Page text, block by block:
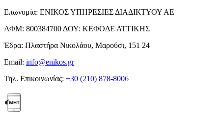
Επωνυμία: ΕΝΙΚΟΣ ΥΠΗΡΕΣΙΕΣ ΔΙΑΔΙΚΤΥΟΥ ΑΕ
ΑΦΜ: 800384700 ΔΟΥ: ΚΕΦΟΔΕ ΑΤΤΙΚΗΣ
Έδρα: Πλαστήρα Νικολάου, Μαρούσι, 151 24
Email: info@enikos.gr
Τηλ. Επικοινωνίας: +30 (210) 878-8006